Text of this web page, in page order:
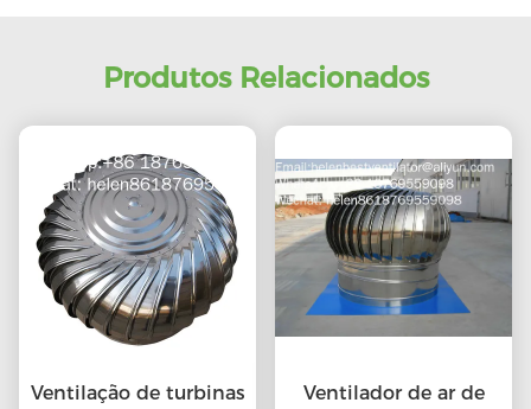
Produtos Relacionados
Ventilação de turbinas
Ventilador de ar de